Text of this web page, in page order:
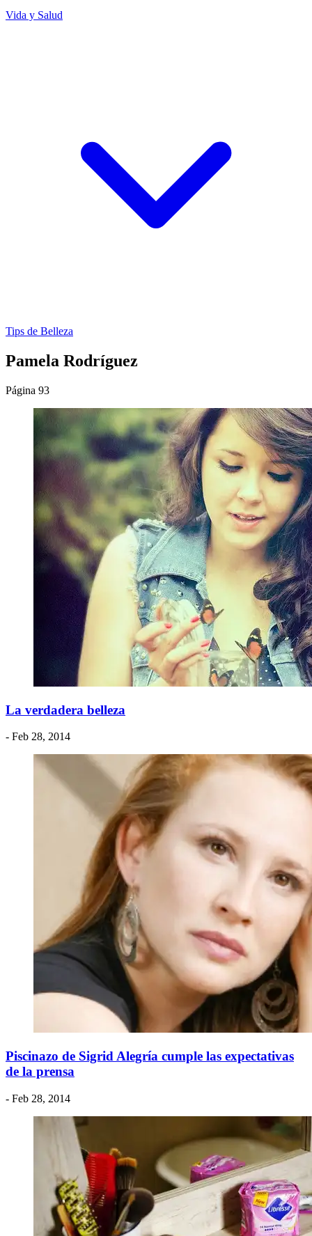
Vida y Salud
Tips de Belleza
Pamela Rodríguez
Página 93
La verdadera belleza
- Feb 28, 2014
Piscinazo de Sigrid Alegría cumple las expectativas
de la prensa
- Feb 28, 2014